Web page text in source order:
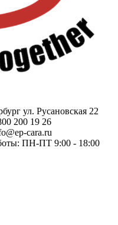
ул. Русановская 22
200 19 26
cara.ru
ПН-ПТ 9:00 - 18:00